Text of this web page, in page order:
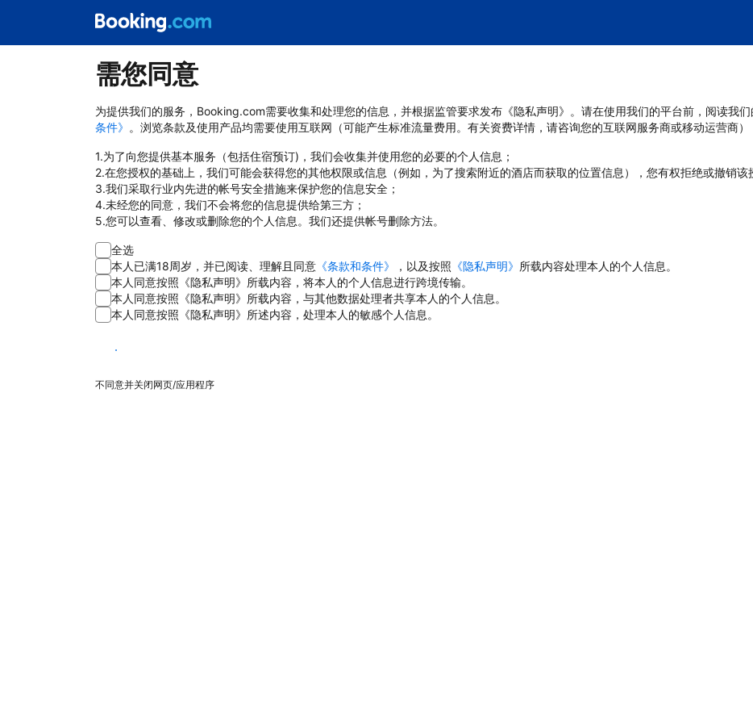
需您同意
为提供我们的服务，Booking.com需要收集和处理您的信息，并根据监管要求发布《隐私声明》。请在使用我们的平台前，阅读我们
条件》 。浏览条款及使用产品均需要使用互联网（可能产生标准流量费用。有关资费详情，请咨询您的互联网服务商或移动运营商）
1.为了向您提供基本服务（包括住宿预订)，我们会收集并使用您的必要的个人信息；
2.在您授权的基础上，我们可能会获得您的其他权限或信息（例如，为了搜索附近的酒店而获取的位置信息），您有权拒绝或撤销该
3.我们采取行业内先进的帐号安全措施来保护您的信息安全；
4.未经您的同意，我们不会将您的信息提供给第三方；
5.您可以查看、修改或删除您的个人信息。我们还提供帐号删除方法。
全选
本人已满18周岁，并已阅读、理解且同意 《条款和条件》 ，以及按照 《隐私声明》 所载内容处理本人的个人信息。
本人同意按照《隐私声明》所载内容，将本人的个人信息进行跨境传输。
本人同意按照《隐私声明》所载内容，与其他数据处理者共享本人的个人信息。
本人同意按照《隐私声明》所述内容，处理本人的敏感个人信息。
同意
不同意并关闭网页/应用程序